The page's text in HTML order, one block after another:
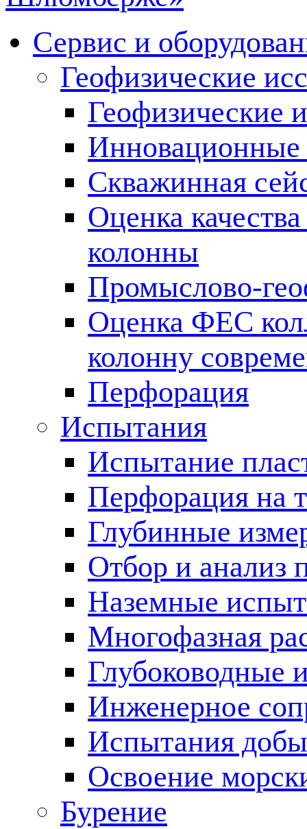
Сервис и
Геофизические
Геофизические
Инновационные
Скважинная
Оценка
колонны
Промыслово-
Оценка ФЕС
колонну
Перфорация
Испытания
Испытание
Перфорация на
Глубинные
Отбор и анализ
Наземные
Многофазная
Глубоководные
Инженерное
Испытания
Освоение
Бурение